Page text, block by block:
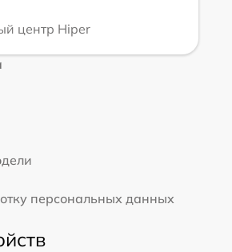
центр Hiper
персональных данных